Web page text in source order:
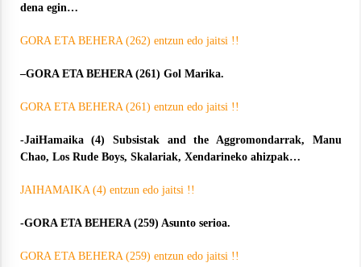
dena egin…
GORA ETA BEHERA (262) entzun edo jaitsi !!
–GORA ETA BEHERA (261) Gol Marika.
GORA ETA BEHERA (261) entzun edo jaitsi !!
-JaiHamaika (4) Subsistak and the Aggromondarrak, Manu
Chao, Los Rude Boys, Skalariak, Xendarineko ahizpak…
JAIHAMAIKA (4) entzun edo jaitsi !!
-GORA ETA BEHERA (259) Asunto serioa.
GORA ETA BEHERA (259) entzun edo jaitsi !!